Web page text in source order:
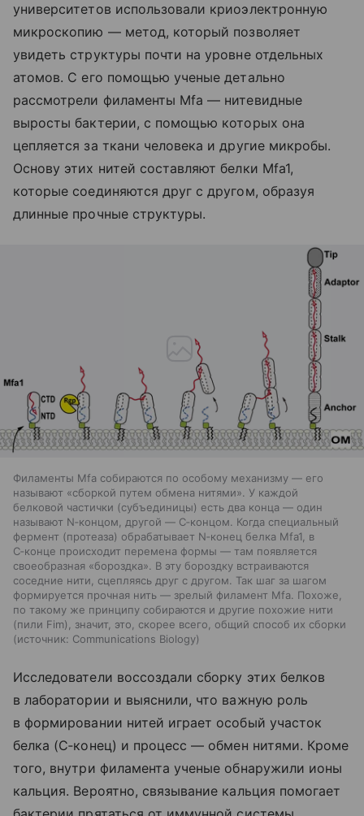
университетов использовали криоэлектронную
микроскопию — метод, который позволяет
увидеть структуры почти на уровне отдельных
атомов. С его помощью ученые детально
рассмотрели филаменты Mfa — нитевидные
выросты бактерии, с помощью которых она
цепляется за ткани человека и другие микробы.
Основу этих нитей составляют белки Mfa1,
которые соединяются друг с другом, образуя
длинные прочные структуры.
Филаменты Mfa собираются по особому механизму — его
называют «сборкой путем обмена нитями». У каждой
белковой частички (субъединицы) есть два конца — один
называют N‑концом, другой — C‑концом. Когда специальный
фермент (протеаза) обрабатывает N‑конец белка Mfa1, в
C‑конце происходит перемена формы — там появляется
своеобразная «бороздка». В эту бороздку встраиваются
соседние нити, сцепляясь друг с другом. Так шаг за шагом
формируется прочная нить — зрелый филамент Mfa. Похоже,
по такому же принципу собираются и другие похожие нити
(пили Fim), значит, это, скорее всего, общий способ их сборки
источник: Communications Biology
Исследователи воссоздали сборку этих белков
в лаборатории и выяснили, что важную роль
в формировании нитей играет особый участок
белка (С‑конец) и процесс — обмен нитями. Кроме
того, внутри филамента ученые обнаружили ионы
кальция. Вероятно, связывание кальция помогает